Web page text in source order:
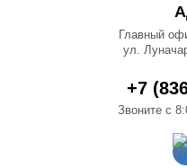
Главный
ул.
+7
Звоните с